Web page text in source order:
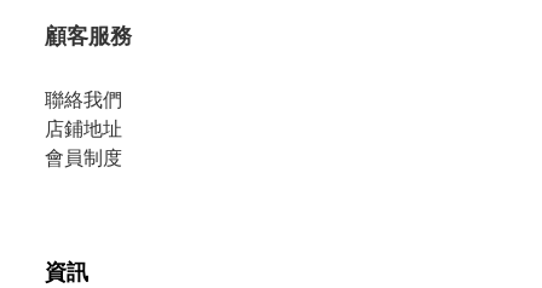
顧客服務
聯絡我們
店鋪地址
會員制度
資訊